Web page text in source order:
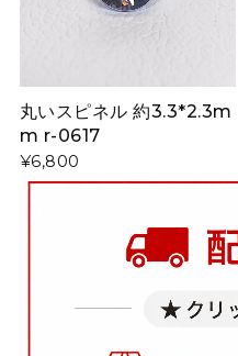
丸いスピネル 約3.3*2.3m
m r-0617
¥6,800